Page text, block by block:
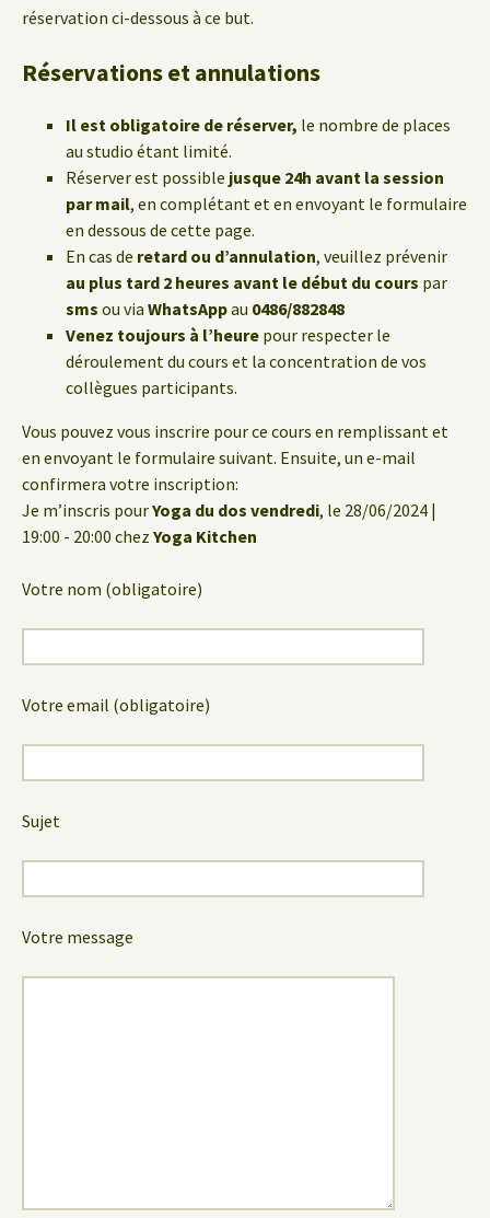
réservation ci-dessous à ce but.
Réservations et annulations
Il est obligatoire de réserver, le nombre de places
au studio étant limité.
Réserver est possible jusque 24h avant la session
par mail, en complétant et en envoyant le formulaire
en dessous de cette page.
En cas de retard ou d’annulation, veuillez prévenir
au plus tard 2 heures avant le début du cours par
sms ou via WhatsAppau 0486/882848
Venez toujours à l’heure pour respecter le
déroulement du cours et la concentration de vos
collègues participants.
Vous pouvez vous inscrire pour ce cours en remplissant et
en envoyant le formulaire suivant. Ensuite, un e-mail
confirmera votre inscription:
Je m’inscris pourYoga du dos vendredi, le 28/06/2024 |
19:00 - 20:00 chez Yoga Kitchen
Votre nom (obligatoire)
Votre email (obligatoire)
Sujet
Votre message